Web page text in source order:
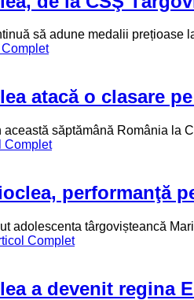
să adune medalii
atacă o clasare
săptămână România la
Complet
performanţă
adolescenta târgovișteancă
Complet
a devenit regina